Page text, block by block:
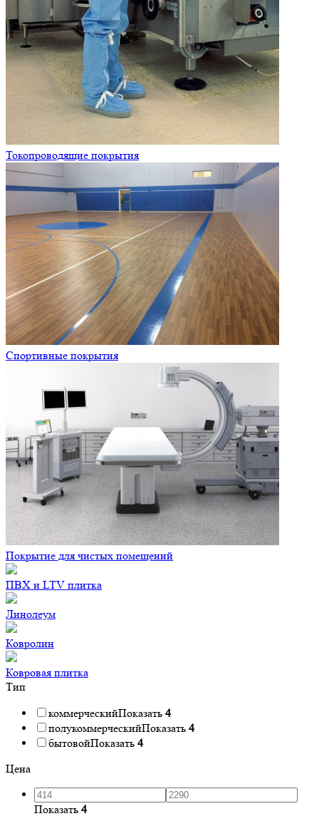
Токопроводящие покрытия
Спортивные покрытия
Покрытие для чистых помещений
ПВХ и LTV плитка
Линолеум
Ковролин
Ковровая плитка
Тип
коммерческийПоказать 4
полукоммерческийПоказать 4
бытовойПоказать 4
Цена
Показать 4